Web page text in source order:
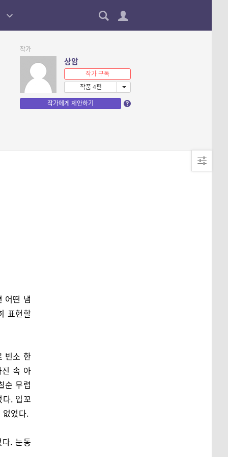
작가
상암
작가 구독
작품 4편
작가에게 제안하기
어떤 냄
표현할
빈소 한
속 아
순 무렵
. 입꼬
없었다.
. 눈동